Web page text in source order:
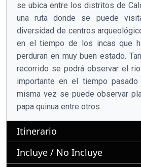
se ubica entre los distritos de
una ruta donde se puede
diversidad de centros
en el tiempo de los incas que
perduran en muy buen estado.
recorrido se podrá observar el
importante en el tiempo
misma vez se puede observar
papa quinua entre otros.
Itinerario
Incluye / No Incluye